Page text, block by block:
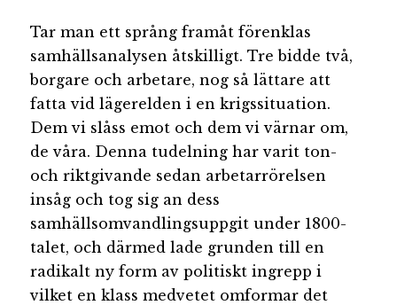
Tar man ett språng framåt förenklas
samhällsanalysen åtskilligt. Tre bidde två,
borgare och arbetare, nog så lättare att
fatta vid lägerelden i en krigssituation.
Dem vi slåss emot och dem vi värnar om,
de våra. Denna tudelning har varit ton-
och riktgivande sedan arbetarrörelsen
insåg och tog sig an dess
samhällsomvandlingsuppgit under 1800-
talet, och därmed lade grunden till en
radikalt ny form av politiskt ingrepp i
vilket en klass medvetet omformar det